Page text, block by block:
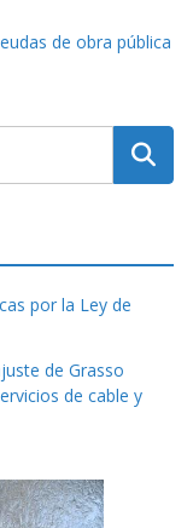
de obra pública
por la Ley de
de Grasso
de cable y